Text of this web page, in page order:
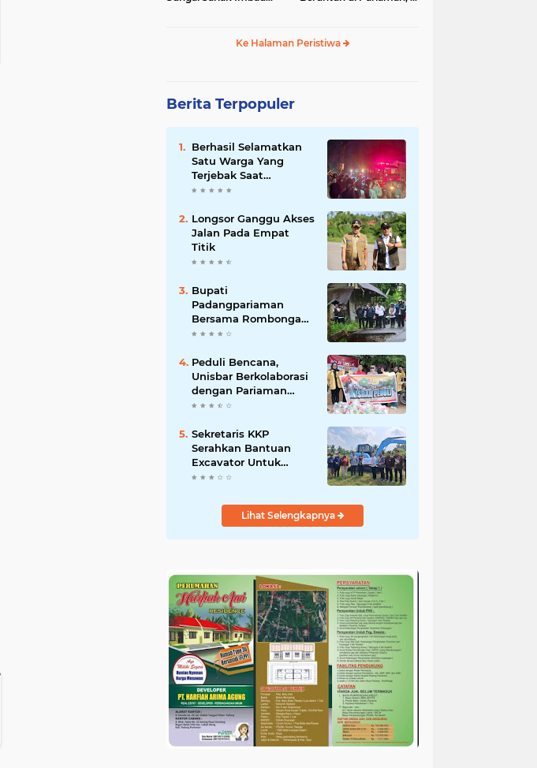
Ke Halaman Peristiwa
Berita Terpopuler
Berhasil Selamatkan
Satu Warga Yang
Terjebak Saat
Kebakaran
Longsor Ganggu Akses
Jalan Pada Empat
Titik
Bupati
Padangpariaman
Bersama Rombongan
Jemput Aspirasi
Peduli Bencana,
Unisbar Berkolaborasi
dengan Pariaman
Women Power
untuk Korban Banjir di
Padang
Sekretaris KKP
Serahkan Bantuan
Excavator Untuk
Pelaku Usaha
Lihat Selengkapnya